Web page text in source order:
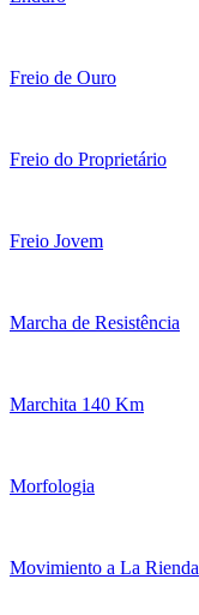
Freio de Ouro
Freio do Proprietário
Freio Jovem
Marcha de Resistência
Marchita 140 Km
Morfologia
Movimiento a La Rienda